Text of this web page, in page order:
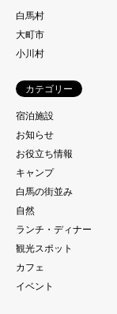
白馬村
大町市
小川村
カテゴリー
宿泊施設
お知らせ
お役立ち情報
キャンプ
白馬の街並み
自然
ランチ・ディナー
観光スポット
カフェ
イベント